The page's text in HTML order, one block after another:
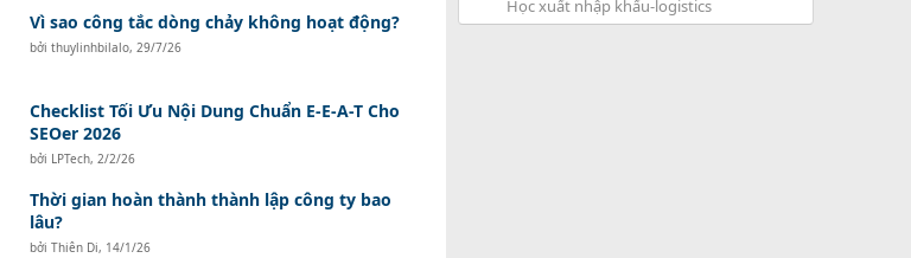
Vì sao công tắc dòng chảy không hoạt động?
bởi thuylinhbilalo, 29/7/26
Checklist Tối Ưu Nội Dung Chuẩn E-E-A-T Cho
SEOer 2026
bởi LPTech, 2/2/26
Thời gian hoàn thành thành lập công ty bao
lâu?
bởi Thiên Di, 14/1/26
Học xuất nhập khẩu-logistics